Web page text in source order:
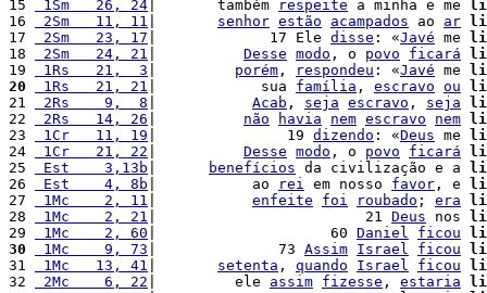
15
1Sm   26, 24 |       também respeite a minha e me
16
2Sm   11, 11 senhor estão acampados ao ar
17
2Sm   23, 17 |             17 Ele disse : «Javé me
18
2Sm   24, 21 Desse modo , o povo ficará
19
1Rs   21,  3 porém , respondeu : «Javé me
20
1Rs   21, 21 |            sua família , escravo ou
21
2Rs    9,  8 Acab , seja escravo , seja
22
2Rs   14, 26 não havia nem escravo nem
23
1Cr   11, 19 |               19 dizendo : «Deus me
24
1Cr   21, 22 Desse modo , o povo ficará
25
Est    3,13b benefícios da civilização e a
26
Est    4, 8b |           ao rei em nosso favor , e
27
1Mc    2, 11 enfeite foi roubado ; era
28
1Mc    2, 21 |                        21 Deus nos
29
1Mc    2, 60 |                    60 Daniel ficou
30
1Mc    9, 73 |              73 Assim Israel ficou
31
1Mc   13, 41 setenta , quando Israel ficou
32
2Mc    6, 22 |         ele assim fizesse , estaria